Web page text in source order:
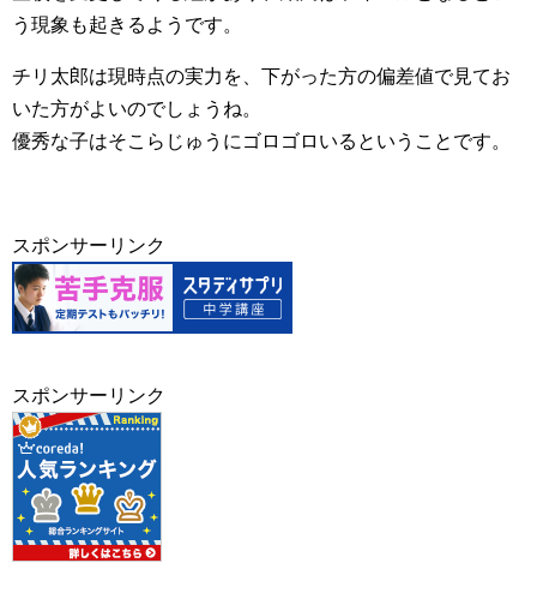
う現象も起きるようです。
チリ太郎は現時点の実力を、下がった方の偏差値で見てお
いた方がよいのでしょうね。
優秀な子はそこらじゅうにゴロゴロいるということです。
スポンサーリンク
スポンサーリンク